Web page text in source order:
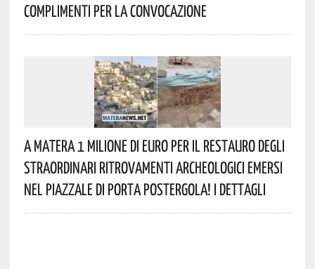
Complimenti Per La Convocazione
A Matera 1 Milione Di Euro Per Il Restauro Degli
Straordinari Ritrovamenti Archeologici Emersi
Nel Piazzale Di Porta Postergola! I Dettagli